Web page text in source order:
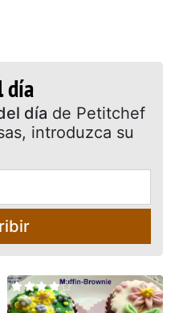
día
día de Petitchef
introduzca su